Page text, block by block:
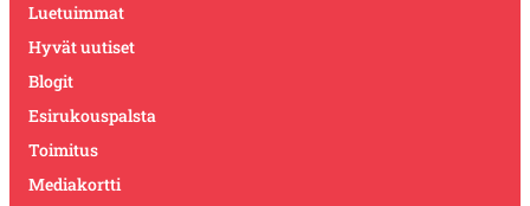
Luetuimmat
Hyvät uutiset
Blogit
Esirukouspalsta
Toimitus
Mediakortti